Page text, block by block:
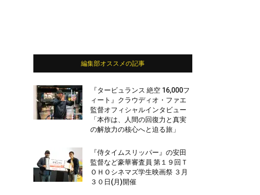
編集部オススメの記事
『タービュランス 絶空 16,000フ
ィート』クラウディオ・ファエ
監督オフィシャルインタビュー
「本作は、人間の回復力と真実
の解放力の核心へと迫る旅」
『侍タイムスリッパー』の安田
監督など豪華審査員 第１９回Ｔ
ＯＨＯシネマズ学生映画祭 ３月
３０日(月)開催